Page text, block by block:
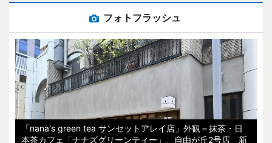
フォトフラッシュ
「nana's green tea サンセットアレイ店」外観＝抹茶・日
本茶カフェ「ナナズグリーンティー」、自由が丘2号店 新